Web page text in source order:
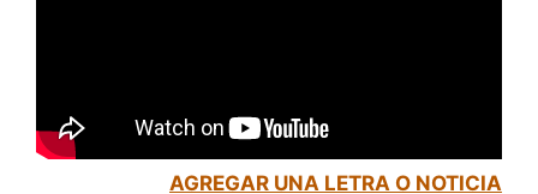
AGREGAR UNA LETRA O NOTICIA